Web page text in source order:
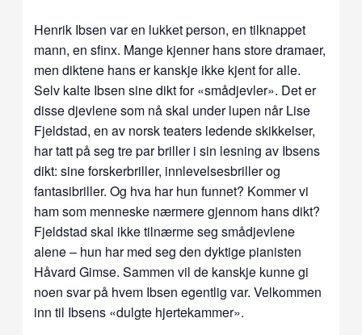
Henrik Ibsen var en lukket person, en tilknappet
mann, en sfinx. Mange kjenner hans store dramaer,
men diktene hans er kanskje ikke kjent for alle.
Selv kalte Ibsen sine dikt for «smådjevler». Det er
disse djevlene som nå skal under lupen når Lise
Fjeldstad, en av norsk teaters ledende skikkelser,
har tatt på seg tre par briller i sin lesning av Ibsens
dikt: sine forskerbriller, innlevelsesbriller og
fantasibriller. Og hva har hun funnet? Kommer vi
ham som menneske nærmere gjennom hans dikt?
Fjeldstad skal ikke tilnærme seg smådjevlene
alene – hun har med seg den dyktige pianisten
Håvard Gimse. Sammen vil de kanskje kunne gi
noen svar på hvem Ibsen egentlig var. Velkommen
inn til Ibsens «dulgte hjertekammer».